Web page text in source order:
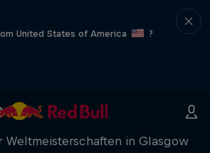
United States of America
?
Weltmeisterschaften in Glasgow